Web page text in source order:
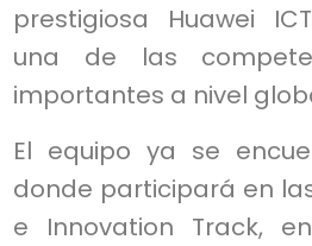
prestigiosa Huawei
una de las
importantes a nivel
El equipo ya se
donde participará en
e Innovation Track,